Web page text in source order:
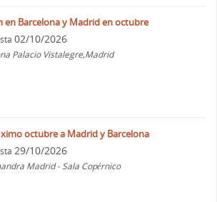
en Barcelona y Madrid en octubre
02/10/2026
Palacio Vistalegre,Madrid
octubre a Madrid y Barcelona
29/10/2026
Madrid - Sala Copérnico